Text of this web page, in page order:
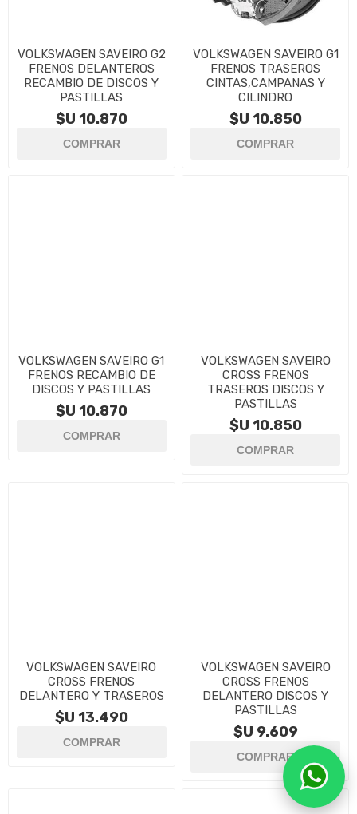
VOLKSWAGEN SAVEIRO G2
FRENOS DELANTEROS
RECAMBIO DE DISCOS Y
PASTILLAS
$U 10.870
VOLKSWAGEN SAVEIRO G1
FRENOS TRASEROS
CINTAS,CAMPANAS Y
CILINDRO
$U 10.850
VOLKSWAGEN SAVEIRO G1
FRENOS RECAMBIO DE
DISCOS Y PASTILLAS
$U 10.870
VOLKSWAGEN SAVEIRO
CROSS FRENOS
TRASEROS DISCOS Y
PASTILLAS
$U 10.850
VOLKSWAGEN SAVEIRO
CROSS FRENOS
DELANTERO Y TRASEROS
$U 13.490
VOLKSWAGEN SAVEIRO
CROSS FRENOS
DELANTERO DISCOS Y
PASTILLAS
$U 9.609